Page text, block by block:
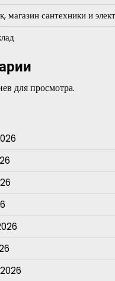
сантехники и
для просмотра.